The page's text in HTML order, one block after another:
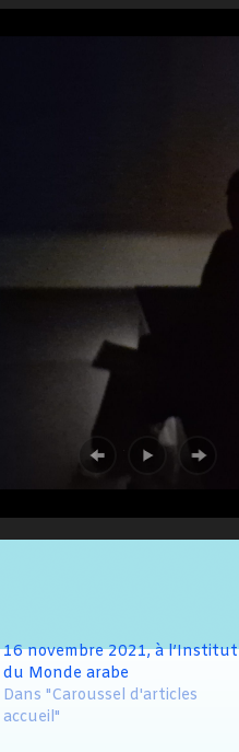
16 novembre 2021, à l’Institut
du Monde arabe
Dans "Caroussel d'articles
accueil"